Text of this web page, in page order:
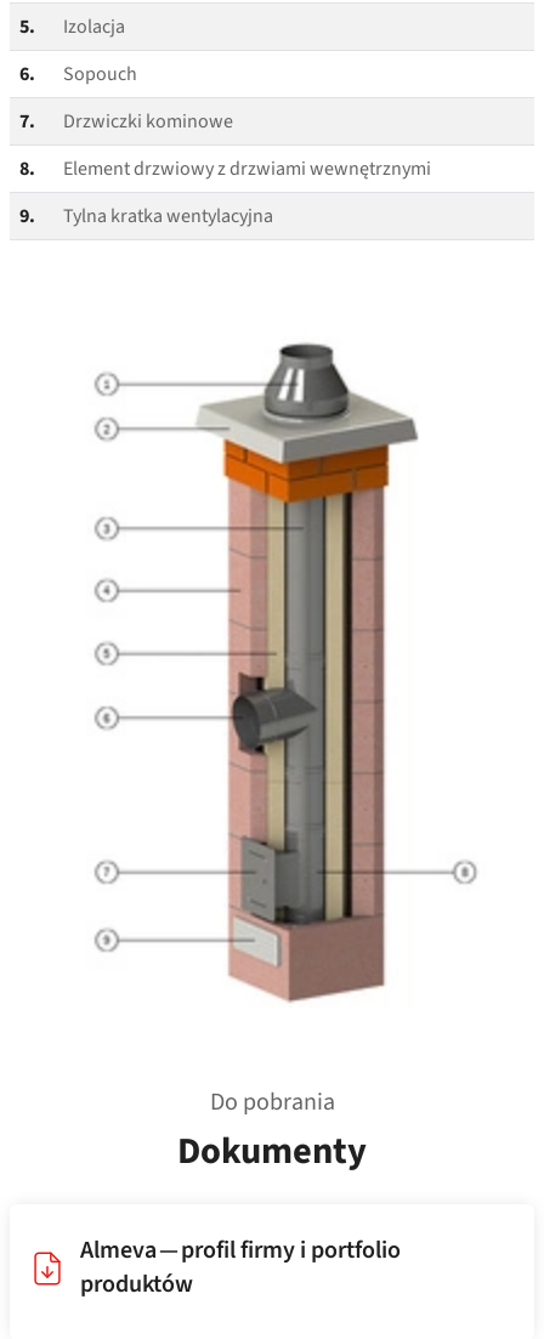
5.
Izolacja
6.
Sopouch
7.
Drzwiczki kominowe
8.
Element drzwiowy z drzwiami wewnętrznymi
9.
Tylna kratka wentylacyjna
Do pobrania
Dokumenty
Almeva — profil firmy i portfolio
produktów